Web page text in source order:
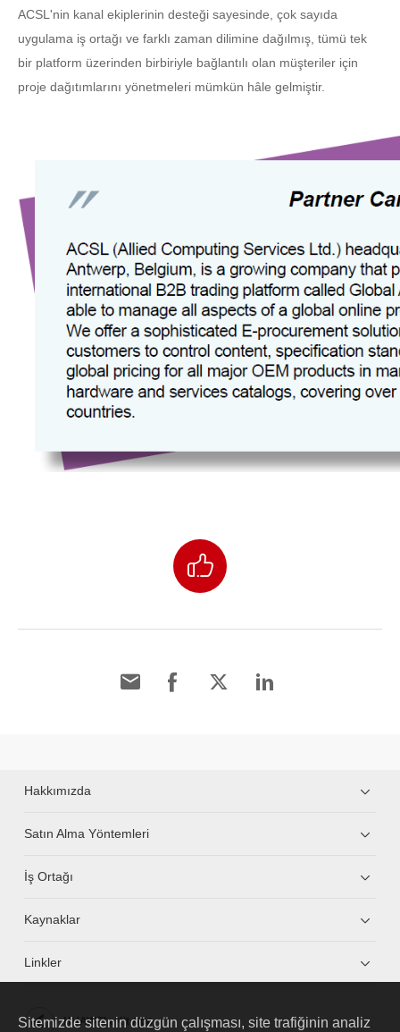
ACSL'nin kanal ekiplerinin desteği sayesinde, çok sayıda
uygulama iş ortağı ve farklı zaman dilimine dağılmış, tümü tek
bir platform üzerinden birbiriyle bağlantılı olan müşteriler için
proje dağıtımlarını yönetmeleri mümkün hâle gelmiştir.
Hakkımızda
Satın Alma Yöntemleri
İş Ortağı
Kaynaklar
Linkler
HUAWEI eKit App
Sitemizde sitenin düzgün çalışması, site trafiğinin analiz